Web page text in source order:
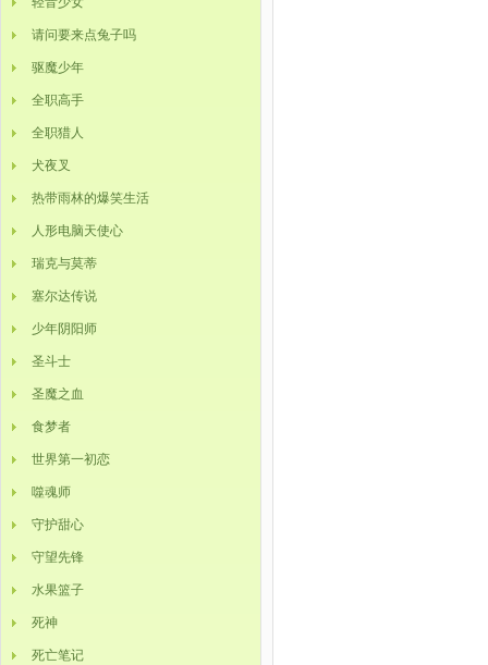
请问要来点兔子吗
驱魔少年
全职高手
全职猎人
犬夜叉
热带雨林的爆笑生活
人形电脑天使心
瑞克与莫蒂
塞尔达传说
少年阴阳师
圣斗士
圣魔之血
食梦者
世界第一初恋
噬魂师
守护甜心
守望先锋
水果篮子
死神
死亡笔记